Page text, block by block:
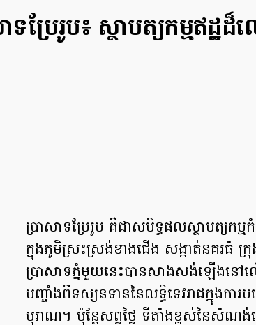
ប្រែរូប៖ ស្ថាបត្យកម្មឥដ្ឋ
ប្រាសាទប្រែរូប គឺជាសមិទ្ធផលស្ថាបត្យ
ក្នុងភូមិស្រះស្រង់ខាងជើង សង្កាត់នគរធំ ក្
ប្រាសាទភ្នំមួយនេះបានសាងសង់ឡើងនៅល
បញ្ចាំងពីទស្សនទាននៃលទ្ធិទេវរាជក្នុងការ
បុរាណ។ ប៉ុន្តែសព្វថ្ងៃ ទីតាំងខ្ពស់នៃសំណ